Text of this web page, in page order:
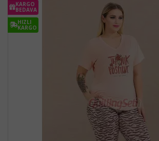
KARGO
BEDAVA
HIZLI
KARGO